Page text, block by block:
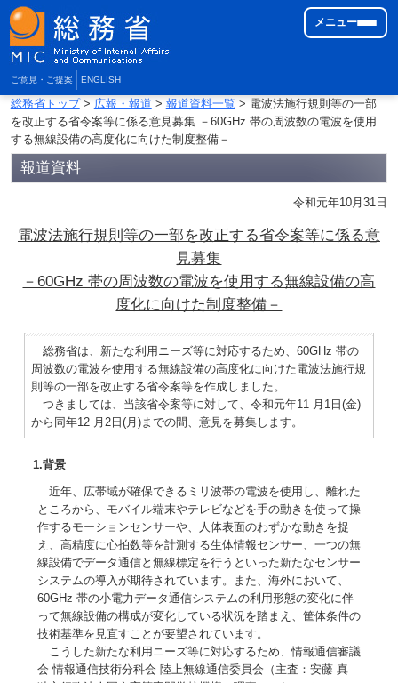
ご意見・ご提案 ENGLISH
メニュー
総務省トップ> 広報・報道 > 報道資料一覧> 電波法施行規則等の一部
を改正する省令案等に係る意見募集 －60GHz 帯の周波数の電波を使用
する無線設備の高度化に向けた制度整備－
報道資料
令和元年10月31日
電波法施行規則等の一部を改正する省令案等に係る意
見募集
－60GHz 帯の周波数の電波を使用する無線設備の高
度化に向けた制度整備－
総務省は、新たな利用ニーズ等に対応するため、60GHz 帯の
周波数の電波を使用する無線設備の高度化に向けた電波法施行規
則等の一部を改正する省令案等を作成しました。
つきましては、当該省令案等に対して、令和元年11 月1日(金)
から同年12 月2日(月)までの間、意見を募集します。
1.背景
近年、広帯域が確保できるミリ波帯の電波を使用し、離れた
ところから、モバイル端末やテレビなどを手の動きを使って操
作するモーションセンサーや、人体表面のわずかな動きを捉
え、高精度に心拍数等を計測する生体情報センサー、一つの無
線設備でデータ通信と無線標定を行うといった新たなセンサー
システムの導入が期待されています。また、海外において、
60GHz 帯の小電力データ通信システムの利用形態の変化に伴
って無線設備の構成が変化している状況を踏まえ、筐体条件の
技術基準を見直すことが要望されています。
こうした新たな利用ニーズ等に対応するため、情報通信審議
会 情報通信技術分科会 陸上無線通信委員会（主査：安藤 真